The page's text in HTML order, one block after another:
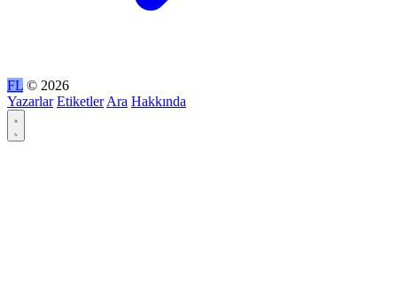
FL © 2026
Yazarlar Etiketler Ara Hakkında